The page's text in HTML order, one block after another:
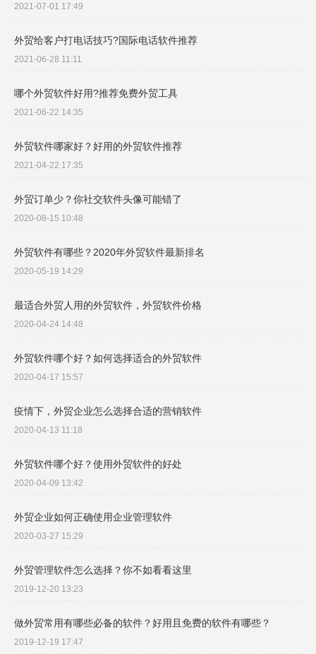
2021-07-01 17:49
外贸给客户打电话技巧?国际电话软件推荐
2021-06-28 11:11
哪个外贸软件好用?推荐免费外贸工具
2021-06-22 14:35
外贸软件哪家好？好用的外贸软件推荐
2021-04-22 17:35
外贸订单少？你社交软件头像可能错了
2020-08-15 10:48
外贸软件有哪些？2020年外贸软件最新排名
2020-05-19 14:29
最适合外贸人用的外贸软件，外贸软件价格
2020-04-24 14:48
外贸软件哪个好？如何选择适合的外贸软件
2020-04-17 15:57
疫情下，外贸企业怎么选择合适的营销软件
2020-04-13 11:18
外贸软件哪个好？使用外贸软件的好处
2020-04-09 13:42
外贸企业如何正确使用企业管理软件
2020-03-27 15:29
外贸管理软件怎么选择？你不如看看这里
2019-12-20 13:23
做外贸常用有哪些必备的软件？好用且免费的软件有哪些？
2019-12-19 17:47